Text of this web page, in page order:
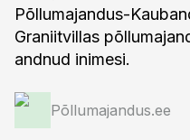
Põllumajandus-
Graniitvillas
andnud inimesi.
Põllumajandus.ee